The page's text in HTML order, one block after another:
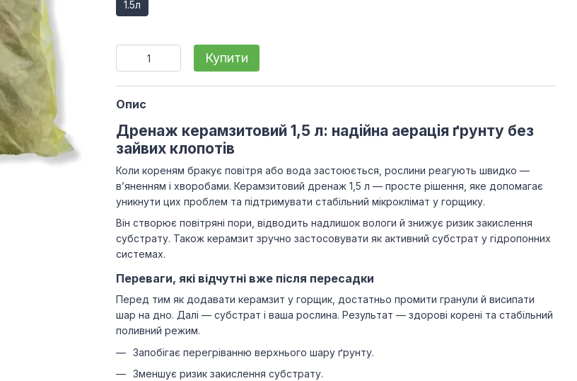
1.5л
Купити
Опис
Дренаж керамзитовий 1,5 л: надійна аерація ґрунту без
зайвих клопотів
Коли кореням бракує повітря або вода застоюється, рослини реагують швидко —
в’яненням і хворобами. Керамзитовий дренаж 1,5 л — просте рішення, яке допомагає
уникнути цих проблем та підтримувати стабільний мікроклімат у горщику.
Він створює повітряні пори, відводить надлишок вологи й знижує ризик закислення
субстрату. Також керамзит зручно застосовувати як активний субстрат у гідропонних
системах.
Переваги, які відчутні вже після пересадки
Перед тим як додавати керамзит у горщик, достатньо промити гранули й висипати
шар на дно. Далі — субстрат і ваша рослина. Результат — здорові корені та стабільний
поливний режим.
Запобігає перегріванню верхнього шару ґрунту.
Зменшує ризик закислення субстрату.